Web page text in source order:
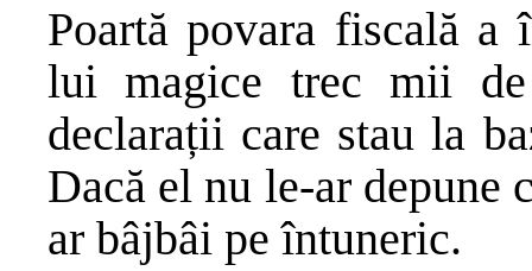
Poartă povara fiscală
lui magice trec mii
declarații care stau la
Dacă el nu le-ar depune
ar bâjbâi pe întuneric.